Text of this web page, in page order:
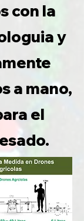
con la
y
a mano,
el